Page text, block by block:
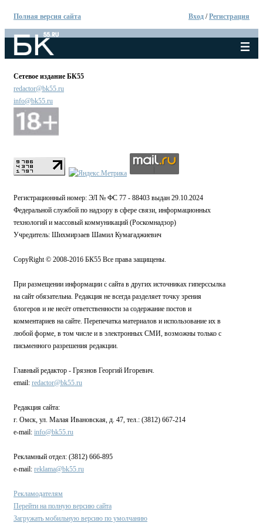
Полная версия сайта Вход /Регистрация
Сетевое издание БК55
redactor@bk55.ru
info@bk55.ru
Регистрационный номер: ЭЛ № ФС 77 - 88403 выдан 29.10.2024
Федеральной службой по надзору в сфере связи, информационных
технологий и массовый коммуникаций (Роскомнадзор)
Учредитель: Шихмирзаев Шамил Кумагаджиевич
CopyRight © 2008-2016 БК55 Все права защищены.
При размещении информации с сайта в других источниках гиперссылка
на сайт обязательна. Редакция не всегда разделяет точку зрения
блогеров и не несёт ответственности за содержание постов и
комментариев на сайте. Перепечатка материалов и использование их в
любой форме, в том числе и в электронных СМИ, возможны только с
письменного разрешения редакции.
Главный редактор - Грязнов Георгий Игоревич.
email: redactor@bk55.ru
Редакция сайта:
г. Омск, ул. Малая Ивановская, д. 47, тел.: (3812) 667-214
e-mail: info@bk55.ru
Рекламный отдел: (3812) 666-895
e-mail: reklama@bk55.ru
Рекламодателям
Перейти на полную версию сайта
Загружать мобильную версию по умолчанию